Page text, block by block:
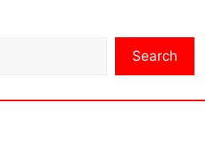
Search